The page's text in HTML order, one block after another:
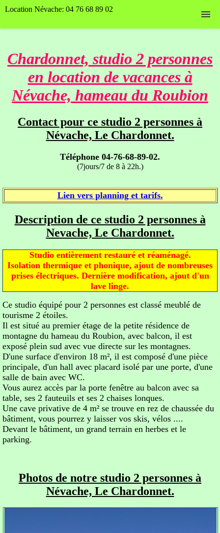
Location Névache: 04 76 68 89 02
Nos hébergements
Planning et tarifs
Nos photos
Chardonnet, studio 2 personnes
en location de vacances à
Névache, hameau du Roubion
Contact pour ce studio 2 personnes à
Névache, Le Chardonnet.
Téléphone 04-76-68-89-02.
(7jours/7 de 8 à 22h.)
Lien vers planning et tarifs.
Description de ce studio 2 personnes à
Nevache, Le Chardonnet.
Studio entièrement restauré et réaménagé.
Isolation thermique et phonique, ajout de nombreuses
prises électriques. Dernière modification, ajout d'un
lave linge.
Ce studio équipé pour 2 personnes est classé meublé de
tourisme 2 étoiles.
Il est situé au premier étage de la petite résidence de
montagne du hameau du Roubion, avec balcon, il est
exposé plein sud avec vue directe sur les montagnes.
D'une surface d'environ 18 m², il est composé d'une pièce
principale, d'un hall avec placard isolé par une porte, d'une
salle de bain avec WC.
Vous aurez accès par la porte fenêtre au balcon avec sa
table, ses 2 fauteuils et ses 2 chaises lonques.
Une cave privative de 4 m² se trouve en rez de chaussée du
bâtiment, vous pourrez y laisser vos skis, vélos ....
Devant le bâtiment, un grand terrain en herbes et le
parking.
Photos de notre studio 2 personnes à
Névache, Le Chardonnet.